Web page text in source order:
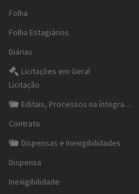
Folha
Folha Estagiários
Diárias
Licitações em Geral
Licitação
Editais, Processos na íntegra…
Contrato
Dispensas e Inexigibilidades
Dispensa
Inexigibilidade